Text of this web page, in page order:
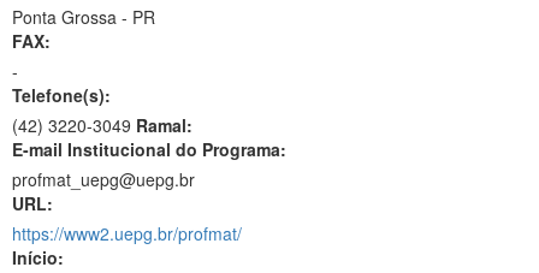
Ponta Grossa - PR
FAX:
-
Telefone(s):
(42) 3220-3049 Ramal:
E-mail Institucional do Programa:
profmat_uepg@uepg.br
URL:
https://www2.uepg.br/profmat/
Início: